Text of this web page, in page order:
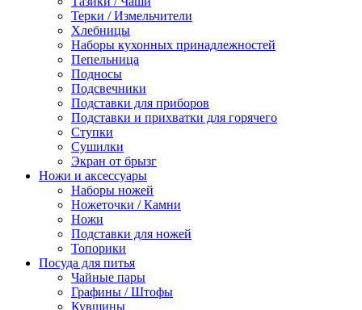
Терки / Измельчители
Хлебницы
Наборы кухонных принадлежностей
Пепельница
Подносы
Подсвечники
Подставки для приборов
Подставки и прихватки для горячего
Ступки
Сушилки
Экран от брызг
Ножи и аксессуары
Наборы ножей
Ножеточки / Камни
Ножи
Подставки для ножей
Топорики
Посуда для питья
Чайные пары
Графины / Штофы
Кувшины